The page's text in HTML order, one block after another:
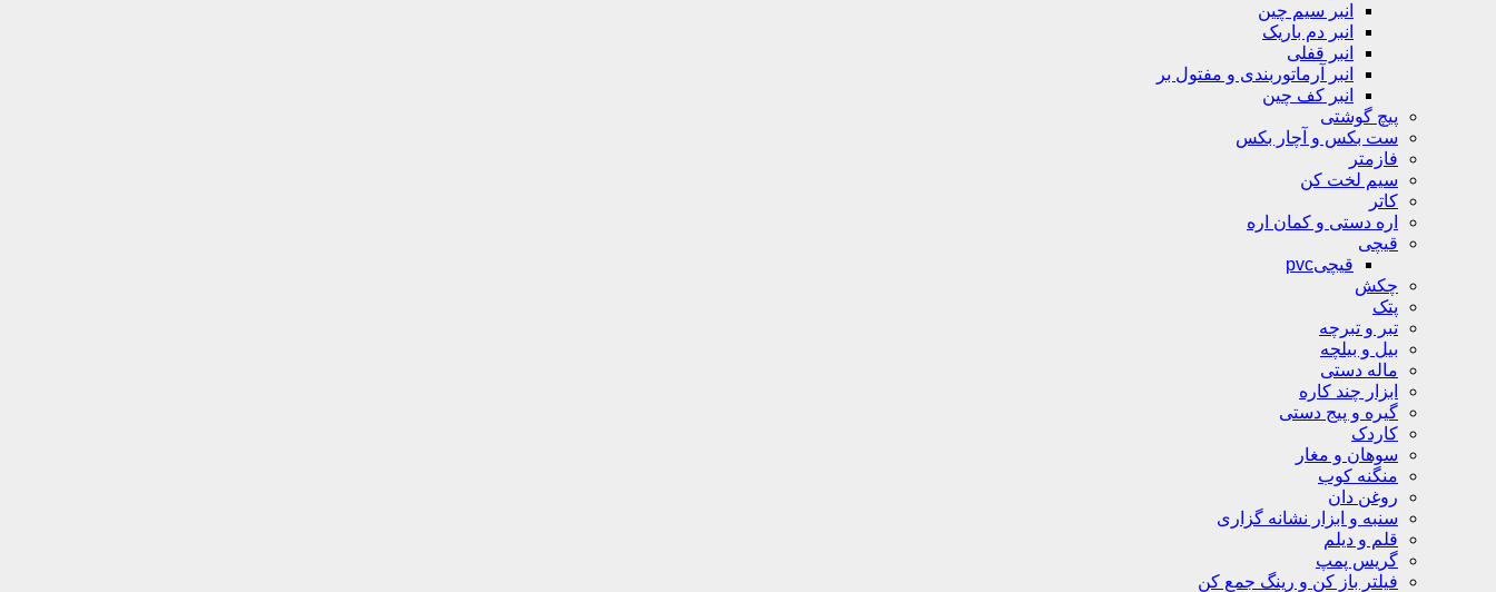
انبر سیم چین
انبر دم باریک
انبر قفلی
انبر آرماتوربندی و مفتول بر
انبر کف چین
پیچ گوشتی
ست بکس و آچار بکس
فازمتر
سیم لخت کن
کاتر
اره دستی و کمان اره
قیچی
قیچیpvc
چکش
پتک
تبر و تبرچه
بیل و بیلچه
ماله دستی
ابزار چند کاره
گیره و پیج دستی
کاردک
سوهان و مغار
منگنه کوب
روغن دان
سنبه و ابزار نشانه گزاری
قلم و دیلم
گریس پمپ
فیلتر باز کن و رینگ جمع کن